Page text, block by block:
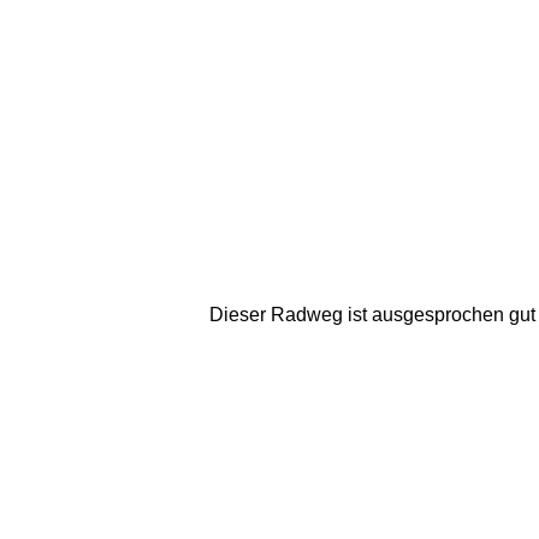
Dieser Radweg ist ausgesprochen